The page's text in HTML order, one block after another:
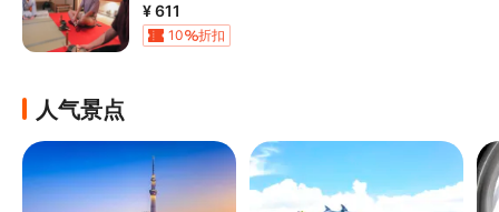
¥ 611
10 折扣
人气景点